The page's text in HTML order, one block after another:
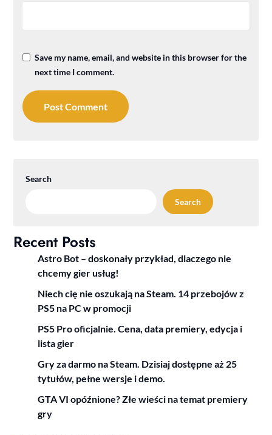
Save my name, email, and website in this browser for the
next time I comment.
Search
Search
Recent Posts
Astro Bot – doskonały przykład, dlaczego nie
chcemy gier usług!
Niech cię nie oszukają na Steam. 14 przebojów z
PS5 na PC w promocji
PS5 Pro oficjalnie. Cena, data premiery, edycja i
lista gier
Gry za darmo na Steam. Dzisiaj dostępne aż 25
tytułów, pełne wersje i demo.
GTA VI opóźnione? Złe wieści na temat premiery
gry